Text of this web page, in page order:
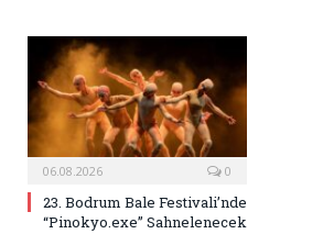
06.08.2026 0
23. Bodrum Bale Festivali’nde
“Pinokyo.exe” Sahnelenecek